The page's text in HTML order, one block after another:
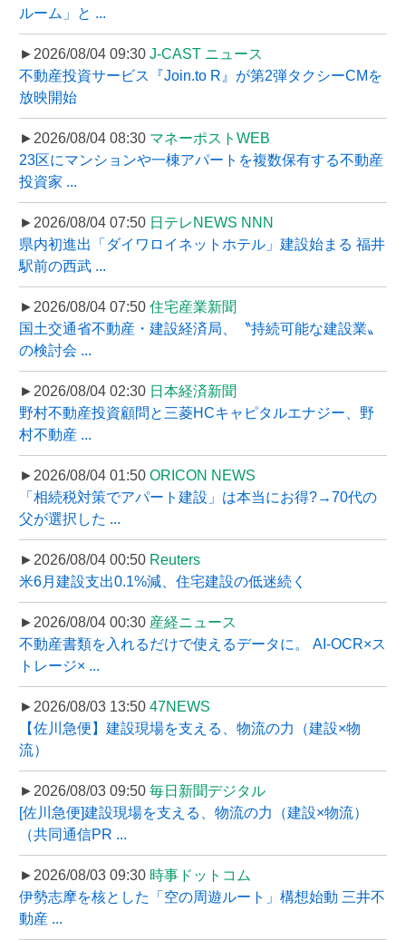
ルーム」と ...
►2026/08/04 09:30 J-CAST ニュース
不動産投資サービス『Join.to R』が第2弾タクシーCMを
放映開始
►2026/08/04 08:30 マネーポストWEB
23区にマンションや一棟アパートを複数保有する不動産
投資家 ...
►2026/08/04 07:50 日テレNEWS NNN
県内初進出「ダイワロイネットホテル」建設始まる 福井
駅前の西武 ...
►2026/08/04 07:50 住宅産業新聞
国土交通省不動産・建設経済局、〝持続可能な建設業〟
の検討会 ...
►2026/08/04 02:30 日本経済新聞
野村不動産投資顧問と三菱HCキャピタルエナジー、野
村不動産 ...
►2026/08/04 01:50 ORICON NEWS
「相続税対策でアパート建設」は本当にお得?→70代の
父が選択した ...
►2026/08/04 00:50 Reuters
米6月建設支出0.1%減、住宅建設の低迷続く
►2026/08/04 00:30 産経ニュース
不動産書類を入れるだけで使えるデータに。 AI-OCR×ス
トレージ× ...
►2026/08/03 13:50 47NEWS
【佐川急便】建設現場を支える、物流の力（建設×物
流）
►2026/08/03 09:50 毎日新聞デジタル
[佐川急便]建設現場を支える、物流の力（建設×物流）
（共同通信PR ...
►2026/08/03 09:30 時事ドットコム
伊勢志摩を核とした「空の周遊ルート」構想始動 三井不
動産 ...